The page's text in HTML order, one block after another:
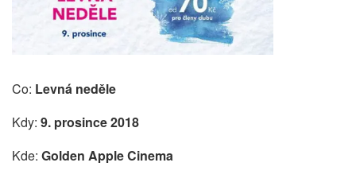
Co: Levná neděle
Kdy: 9. prosince 2018
Kde: Golden Apple Cinema